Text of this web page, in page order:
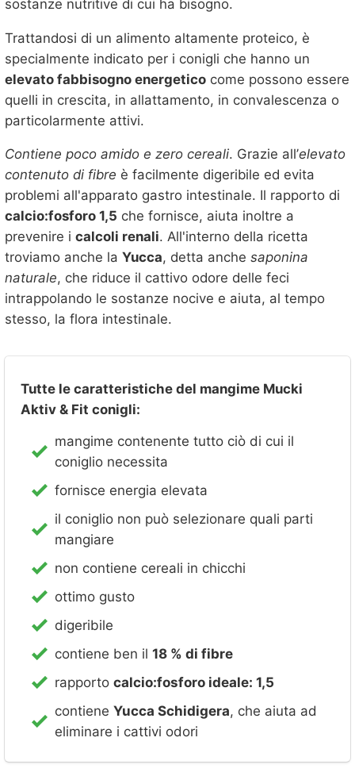
sostanze nutritive di cui ha bisogno.
Trattandosi di un alimento altamente proteico, è
specialmente indicato per i conigli che hanno un
elevato fabbisogno energetico come possono essere
quelli in crescita, in allattamento, in convalescenza o
particolarmente attivi.
Contiene poco amido e zero cereali. Grazie all’elevato
contenuto di fibre è facilmente digeribile ed evita
problemi all'apparato gastro intestinale. Il rapporto di
calcio:fosforo 1,5 che fornisce, aiuta inoltre a
prevenire i calcoli renali. All'interno della ricetta
troviamo anche la Yucca, detta anche saponina
naturale, che riduce il cattivo odore delle feci
intrappolando le sostanze nocive e aiuta, al tempo
stesso, la flora intestinale.
Tutte le caratteristiche del mangime Mucki
Aktiv & Fit conigli:
mangime contenente tutto ciò di cui il
coniglio necessita
fornisce energia elevata
il coniglio non può selezionare quali parti
mangiare
non contiene cereali in chicchi
ottimo gusto
digeribile
contiene ben il18 % di fibre
rapportocalcio:fosforo ideale: 1,5
contieneYucca Schidigera, che aiuta ad
eliminare i cattivi odori